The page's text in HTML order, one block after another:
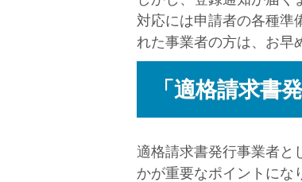
対応には申請者の各種準
れた事業者の方は、お早
「適格請求書
適格請求書発行事業者と
かが重要なポイントにな